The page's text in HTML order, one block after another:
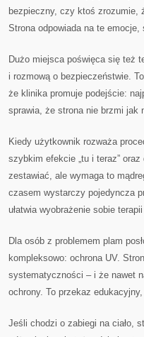
bezpieczny, czy ktoś zrozumie,
Strona odpowiada na te
Dużo miejsca poświęca się też
i rozmową o bezpieczeństwie.
że klinika promuje podejście:
sprawia, że strona nie brzmi jak
Kiedy użytkownik rozważa
szybkim efekcie „tu i teraz”
zestawiać, ale wymaga to
czasem wystarczy pojedyncza
ułatwia wyobrażenie sobie
Dla osób z problemem plam
kompleksowo: ochrona UV.
systematyczności – i że nawet
ochrony. To przekaz
Jeśli chodzi o zabiegi na ciało,